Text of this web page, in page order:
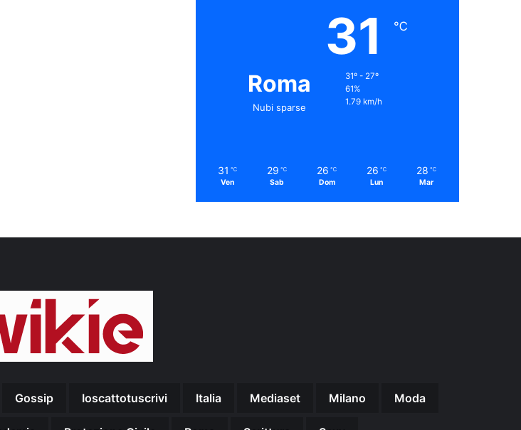
Roma
Nubi sparse
31 ℃
31º - 27º
61%
1.79 km/h
31 ℃
Ven
29 ℃
Sab
26 ℃
Dom
26 ℃
Lun
28 ℃
Mar
Gossip Ioscattotuscrivi Italia Mediaset Milano Moda